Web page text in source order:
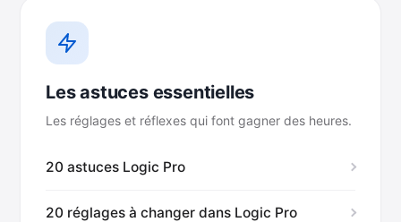
Les astuces essentielles
Les réglages et réflexes qui font gagner des heures.
20 astuces Logic Pro
20 réglages à changer dans Logic Pro